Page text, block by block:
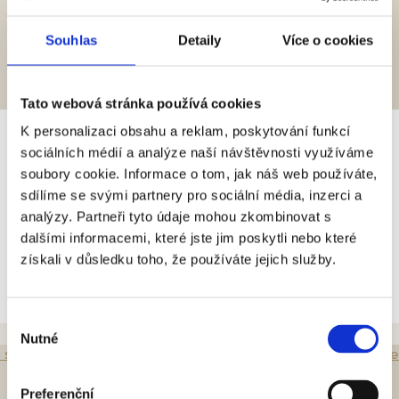
Souhlas Detaily Více o cookies
Tato webová stránka používá cookies
K personalizaci obsahu a reklam, poskytování funkcí
sociálních médií a analýze naší návštěvnosti využíváme
soubory cookie. Informace o tom, jak náš web používáte,
sdílíme se svými partnery pro sociální média, inzerci a
analýzy. Partneři tyto údaje mohou zkombinovat s
dalšími informacemi, které jste jim poskytli nebo které
získali v důsledku toho, že používáte jejich služby.
souhlasu
Nutné
Preferenční
Festival Krumlov představil
program 35. ročníku. Zahájí
koncertní inscenací Tisíce a jedné
noci.
27 / 11 / 2025